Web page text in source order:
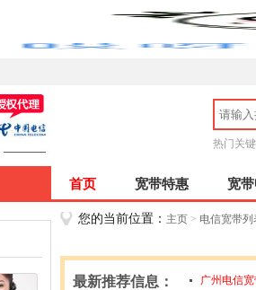
热门关
首页 宽带特惠 宽
您的当前位置： 主页 > 电信宽带列
最新推荐信息： 广州电信